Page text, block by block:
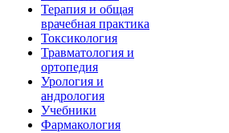
Терапия и общая
врачебная практика
Токсикология
Травматология и
ортопедия
Урология и
андрология
Учебники
Фармакология